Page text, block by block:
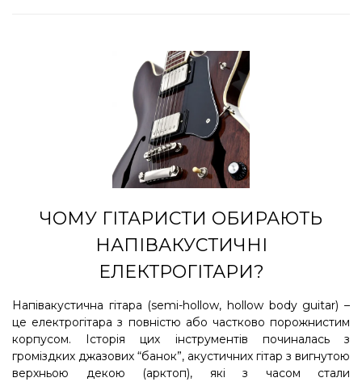
ЧОМУ ГІТАРИСТИ ОБИРАЮТЬ
НАПІВАКУСТИЧНІ
ЕЛЕКТРОГІТАРИ?
Напівакустична гітара (semi-hollow, hollow body guitar) –
це електрогітара з повністю або частково порожнистим
корпусом. Історія цих інструментів починалась з
громіздких джазових “банок”, акустичних гітар з вигнутою
верхньою декою (арктоп), які з часом стали